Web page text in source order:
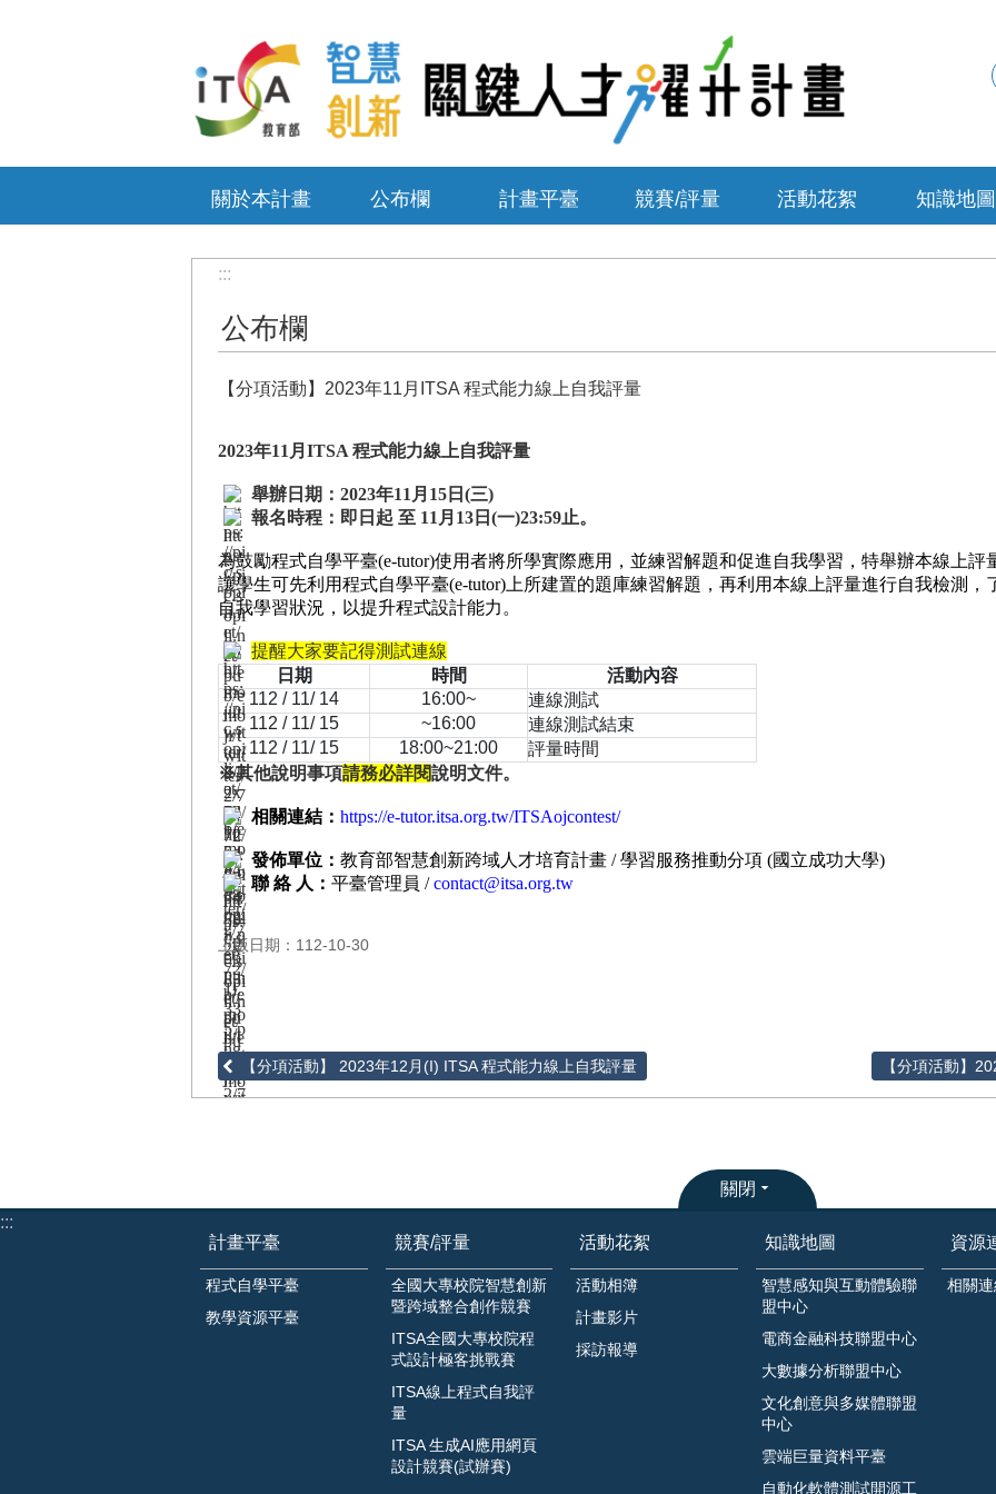
關於本計畫 公布欄 計畫平臺 競賽/評量 活動花絮 知識地圖
:::
公布欄
【分項活動】2023年11月ITSA 程式能力線上自我評量
2023年11月ITSA 程式能力線上自我評量
舉辦日期：2023年11月15日(三)
報名時程：即日起 至 11月13日(一)23:59止。
為鼓勵程式自學平臺(e-tutor)使用者將所學實際應用，並練習解題和促進自我學習，特舉辦本線上評
讓學生可先利用程式自學平臺(e-tutor)上所建置的題庫練習解題，再利用本線上評量進行自我檢測，
自我學習狀況，以提升程式設計能力。
提醒大家要記得測試連線
日期
時間
活動內容
112 / 11/ 14
16:00~
連線測試
112 / 11/ 15
~16:00 連線測試結束
112 / 11/ 15
18:00~21:00
評量時間
※其他說明事項請務必詳閱說明文件。
相關連結： https://e-tutor.itsa.org.tw/ITSAojcontest/
發佈單位： 教育部智慧創新跨域人才培育計畫 / 學習服務推動分項 (國立成功大學)
聯 絡 人： 平臺管理員 /contact@itsa.org.tw
上版日期：112-10-30
【分項活動】 2023年12月(I) ITSA 程式能力線上自我評量 【分項活動】
關閉
:::
計畫平臺
程式自學平臺
教學資源平臺
競賽/評量
全國大專校院智慧創新
暨跨域整合創作競賽
ITSA全國大專校院程
式設計極客挑戰賽
ITSA線上程式自我評
量
ITSA 生成AI應用網頁
設計競賽(試辦賽)
活動花絮
活動相簿
計畫影片
採訪報導
知識地圖
智慧感知與互動體驗聯
盟中心
電商金融科技聯盟中心
大數據分析聯盟中心
文化創意與多媒體聯盟
中心
雲端巨量資料平臺
自動化軟體測試開源工
資源
相關